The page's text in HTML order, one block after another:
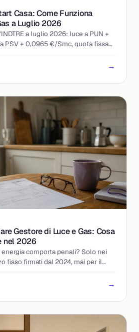
Casa: Come Funziona
a Luglio 2026
a luglio 2026: luce a PUN +
PSV + 0,0965 €/Smc, quota fissa
leggere l'offerta indicizzata.
→
Gestore di Luce e Gas: Cosa
nel 2026
comporta penali? Solo nei
fisso firmati dal 2024, mai per il
e come tutelarti.
→